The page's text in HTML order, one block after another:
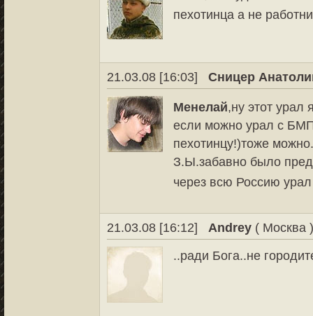
пехотинца а не
21.03.08 [16:03] Сницер
Менелай,ну этот урал
если можно урал с
пехотинцу!)тоже
З.Ы.забавно было
через всю Россию
21.03.08 [16:12] Andrey ( Москва
..ради Бога..не